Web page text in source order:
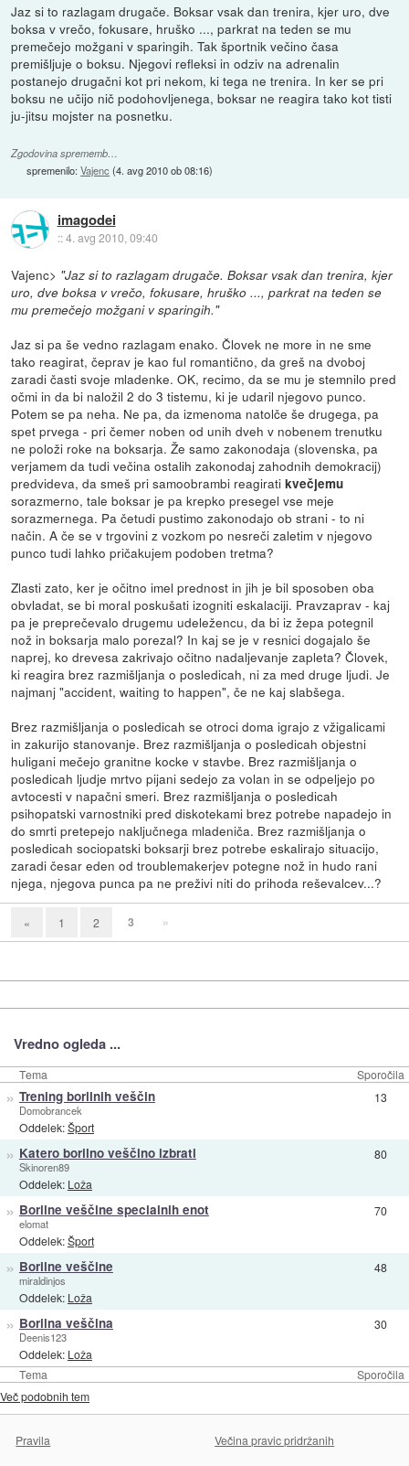
Jaz si to razlagam drugače. Boksar vsak dan trenira, kjer uro, dve
boksa v vrečo, fokusare, hruško ..., parkrat na teden se mu
premečejo možgani v sparingih. Tak športnik večino časa
premišljuje o boksu. Njegovi refleksi in odziv na adrenalin
postanejo drugačni kot pri nekom, ki tega ne trenira. In ker se pri
boksu ne učijo nič podohovljenega, boksar ne reagira tako kot tisti
ju-jitsu mojster na posnetku.
Zgodovina sprememb…
spremenilo:Vajenc (4. avg 2010 ob 08:16)
imagodei
::4. avg 2010, 09:40
Vajenc> "Jaz si to razlagam drugače. Boksar vsak dan trenira, kjer
uro, dve boksa v vrečo, fokusare, hruško ..., parkrat na teden se
mu premečejo možgani v sparingih."
Jaz si pa še vedno razlagam enako. Človek ne more in ne sme
tako reagirat, čeprav je kao ful romantično, da greš na dvoboj
zaradi časti svoje mladenke. OK, recimo, da se mu je stemnilo pred
očmi in da bi naložil 2 do 3 tistemu, ki je udaril njegovo punco.
Potem se pa neha. Ne pa, da izmenoma natolče še drugega, pa
spet prvega - pri čemer noben od unih dveh v nobenem trenutku
ne položi roke na boksarja. Že samo zakonodaja (slovenska, pa
verjamem da tudi večina ostalih zakonodaj zahodnih demokracij)
predvideva, da smeš pri samoobrambi reagiratikvečjemu
sorazmerno, tale boksar je pa krepko presegel vse meje
sorazmernega. Pa četudi pustimo zakonodajo ob strani - to ni
način. A če se v trgovini z vozkom po nesreči zaletim v njegovo
punco tudi lahko pričakujem podoben tretma?
Zlasti zato, ker je očitno imel prednost in jih je bil sposoben oba
obvladat, se bi moral poskušati izogniti eskalaciji. Pravzaprav - kaj
pa je preprečevalo drugemu udeležencu, da bi iz žepa potegnil
nož in boksarja malo porezal? In kaj se je v resnici dogajalo še
naprej, ko drevesa zakrivajo očitno nadaljevanje zapleta? Človek,
ki reagira brez razmišljanja o posledicah, ni za med druge ljudi. Je
najmanj "accident, waiting to happen", če ne kaj slabšega.
Brez razmišljanja o posledicah se otroci doma igrajo z vžigalicami
in zakurijo stanovanje. Brez razmišljanja o posledicah objestni
huligani mečejo granitne kocke v stavbe. Brez razmišljanja o
posledicah ljudje mrtvo pijani sedejo za volan in se odpeljejo po
avtocesti v napačni smeri. Brez razmišljanja o posledicah
psihopatski varnostniki pred diskotekami brez potrebe napadejo in
do smrti pretepejo naključnega mladeniča. Brez razmišljanja o
posledicah sociopatski boksarji brez potrebe eskalirajo situacijo,
zaradi česar eden od troublemakerjev potegne nož in hudo rani
njega, njegova punca pa ne preživi niti do prihoda reševalcev...?
« 1 2 3 »
Vredno ogleda ...
Tema Sporočila
Tema Sporočila
» Trening borilnih veščin
Domobrancek
Oddelek:Šport
13
» Katero borilno veščino izbrati
Skinoren89
Oddelek: Loža
80
» Borilne veščine specialnih enot
elomat
Oddelek:Šport
70
» Borilne veščine
miraldinjos
Oddelek: Loža
48
» Borilna veščina
Deenis123
Oddelek: Loža
30
Več podobnih tem
Pravila
Večina pravic pridržanih